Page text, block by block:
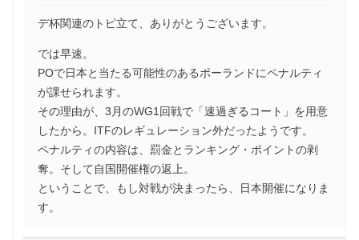
デ杯関連のトピ立て、ありがとうございます。
では早速。
POで日本と当たる可能性のあるポーランドにペナルティ
が課せられます。
その理由が、3月のWG1回戦で「速過ぎるコート」を用意
したから。ITFのレギュレーション外だったようです。
ペナルティの内容は、罰金とランキング・ポイントの剥
奪。そして自国開催権の返上。
ということで、もし対戦が決まったら、日本開催になりま
す。